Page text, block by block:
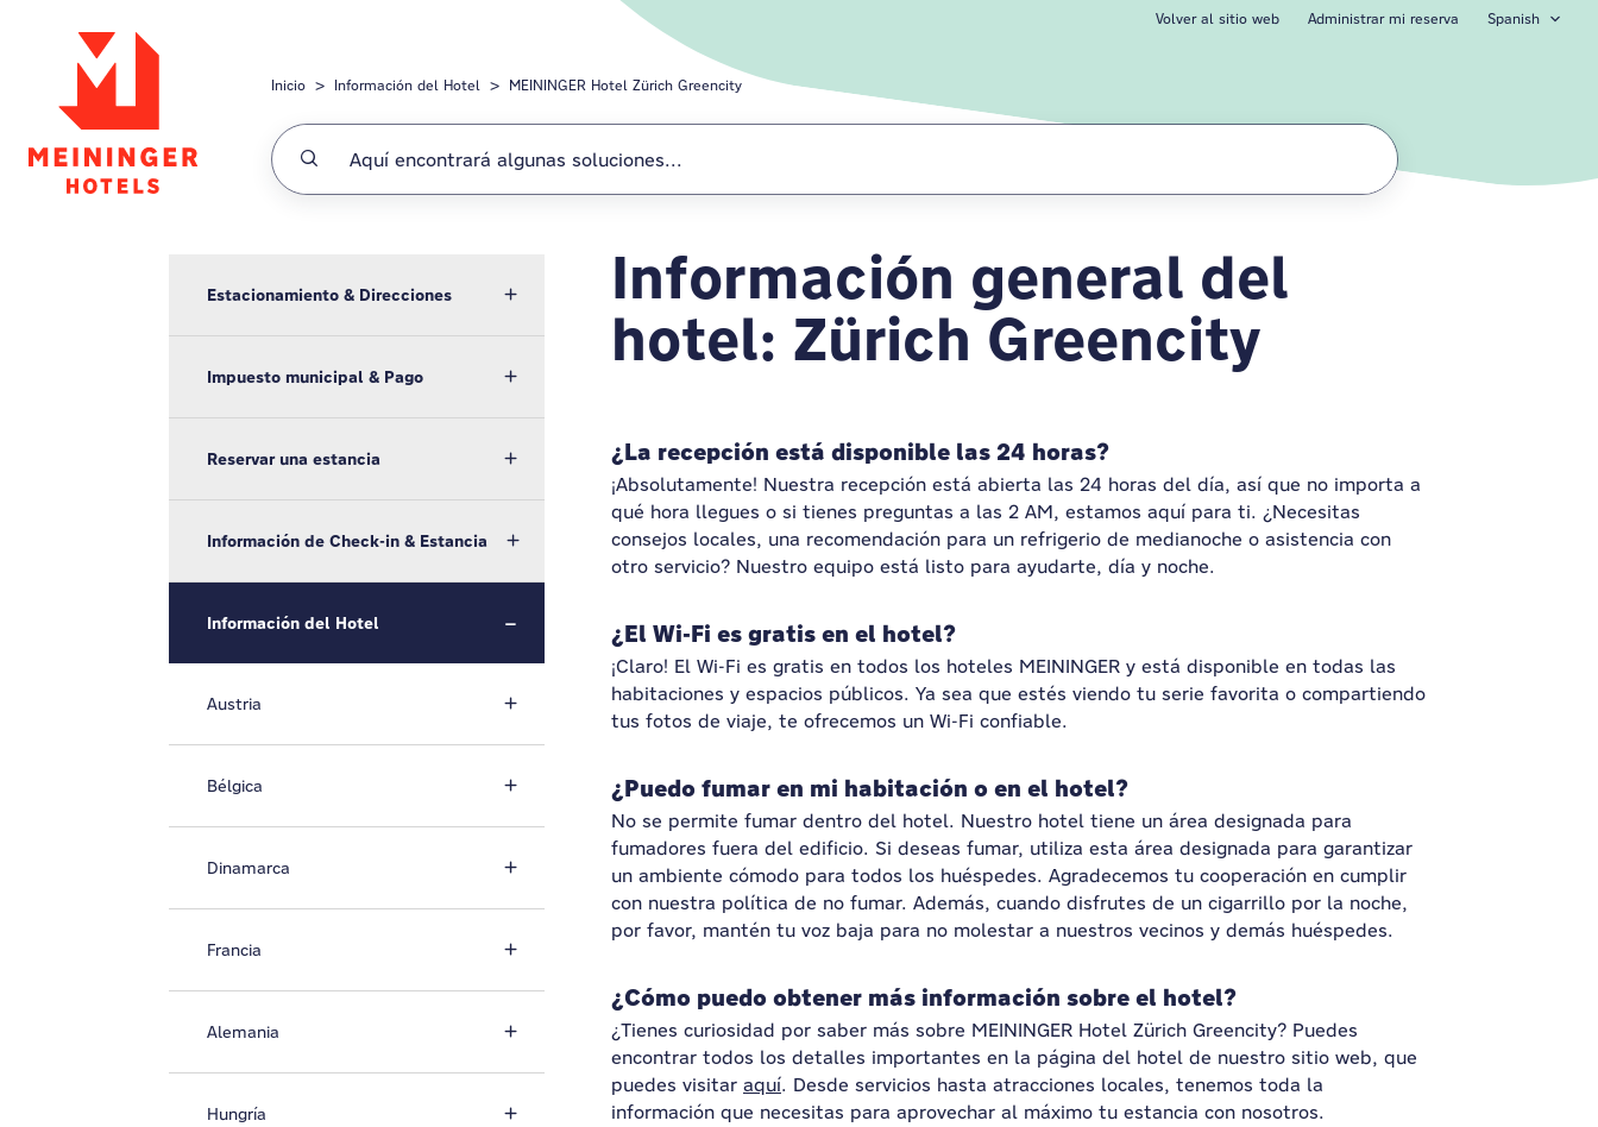
Volver al sitio web Administrar mi reserva Spanish
Inicio Información del Hotel MEININGER Hotel Zürich Greencity
MEININGER Hotel Zürich Greencity
Información general del
hotel: Zürich Greencity
¿La recepción está disponible las 24 horas?
¡Absolutamente! Nuestra recepción está abierta las 24 horas del día, así que no importa a
qué hora llegues o si tienes preguntas a las 2 AM, estamos aquí para ti. ¿Necesitas
consejos locales, una recomendación para un refrigerio de medianoche o asistencia con
otro servicio? Nuestro equipo está listo para ayudarte, día y noche.
¿El Wi-Fi es gratis en el hotel?
¡Claro! El Wi-Fi es gratis en todos los hoteles MEININGER y está disponible en todas las
habitaciones y espacios públicos. Ya sea que estés viendo tu serie favorita o compartiendo
tus fotos de viaje, te ofrecemos un Wi-Fi confiable.
¿Puedo fumar en mi habitación o en el hotel?
No se permite fumar dentro del hotel. Nuestro hotel tiene un área designada para
fumadores fuera del edificio. Si deseas fumar, utiliza esta área designada para garantizar
un ambiente cómodo para todos los huéspedes. Agradecemos tu cooperación en cumplir
con nuestra política de no fumar. Además, cuando disfrutes de un cigarrillo por la noche,
por favor, mantén tu voz baja para no molestar a nuestros vecinos y demás huéspedes.
¿Cómo puedo obtener más información sobre el hotel?
¿Tienes curiosidad por saber más sobre MEININGER Hotel Zürich Greencity? Puedes
encontrar todos los detalles importantes en la página del hotel de nuestro sitio web, que
puedes visitar aquí. Desde servicios hasta atracciones locales, tenemos toda la
información que necesitas para aprovechar al máximo tu estancia con nosotros.
Estacionamiento & Direcciones
Impuesto municipal & Pago
Reservar una estancia
Información de Check-in & Estancia
Información del Hotel
Austria
Bélgica
Dinamarca
Francia
Alemania
Hungría